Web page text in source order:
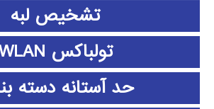
تشخیص لبه
تولباکس WLAN
حد آستانه دسته